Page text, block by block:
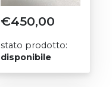
€450,00
stato prodotto:
disponibile